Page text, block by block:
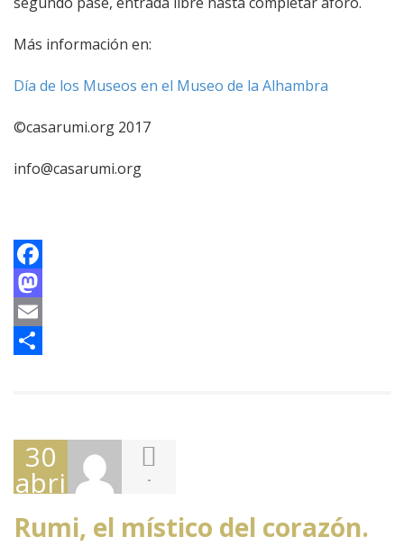
Más información en:
Día de los Museos en el Museo de la Alhambra
©casarumi.org 2017
info@casarumi.org
Facebook
Mastodon
Email
30
abril,
2017
-
Rumi, el místico del corazón.